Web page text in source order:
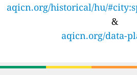
aqicn.org/historical/hu/
&
aqicn.org/data-